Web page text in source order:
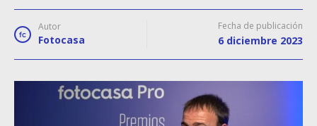
Autor
Fotocasa
Fecha de publicación
6 diciembre 2023